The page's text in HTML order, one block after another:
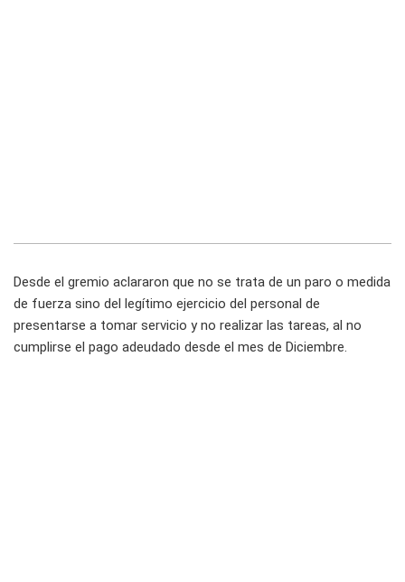
Desde el gremio aclararon que no se trata de un paro o medida
de fuerza sino del legítimo ejercicio del personal de
presentarse a tomar servicio y no realizar las tareas, al no
cumplirse el pago adeudado desde el mes de Diciembre.